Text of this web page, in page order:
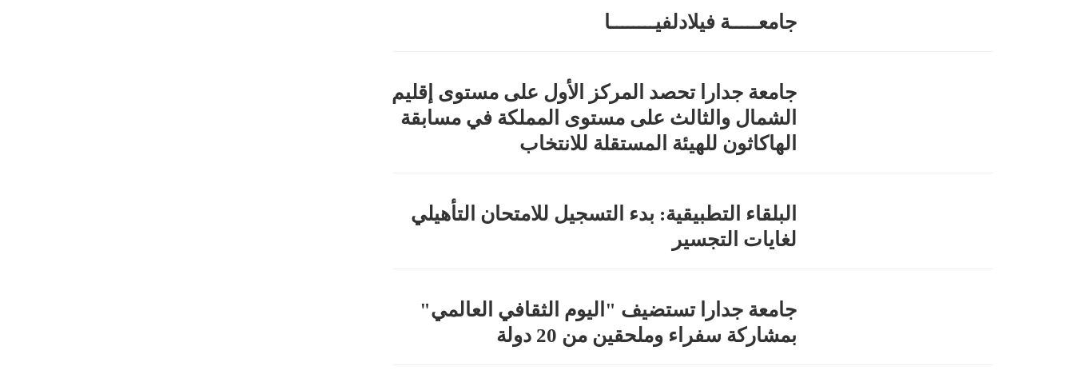
جامعـــــة فيلادلفيــــــــا
جامعة جدارا تحصد المركز الأول على مستوى إقليم
الشمال والثالث على مستوى المملكة في مسابقة
الهاكاثون للهيئة المستقلة للانتخاب
البلقاء التطبيقية: بدء التسجيل للامتحان التأهيلي
لغايات التجسير
جامعة جدارا تستضيف "اليوم الثقافي العالمي"
بمشاركة سفراء وملحقين من 20 دولة